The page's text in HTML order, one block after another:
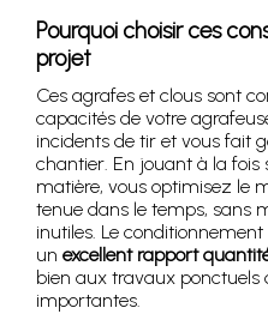
Pourquoi choisir ces
projet
Ces agrafes et clous sont
capacités de votre
incidents de tir et vous fait
chantier. En jouant à la fois
matière, vous optimisez le
tenue dans le temps, sans
inutiles. Le
un excellent rapport
bien aux travaux ponctuels
importantes.